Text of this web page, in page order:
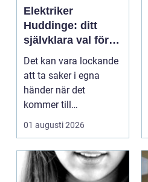
Elektriker
Huddinge: ditt
självklara val för
säker elinstallation
Det kan vara lockande
att ta saker i egna
händer när det
kommer till
hemförbättr...
01 augusti 2026